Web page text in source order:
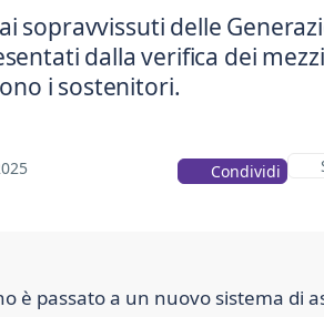
sopravvissuti delle
dalla verifica dei
Condividi
è passato a un nuovo sistema di